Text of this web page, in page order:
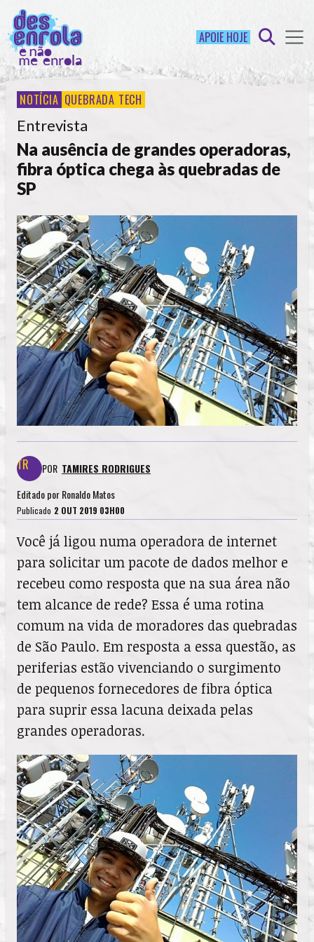
APOIE HOJE
NOTÍCIA QUEBRADA TECH
Entrevista
Na ausência de grandes operadoras,
fibra óptica chega às quebradas de
SP
POR TAMIRES RODRIGUES
Editado porRonaldo Matos
Publicado 2 OUT 2019 03H00
Você já ligou numa operadora de internet
para solicitar um pacote de dados melhor e
recebeu como resposta que na sua área não
tem alcance de rede? Essa é uma rotina
comum na vida de moradores das quebradas
de São Paulo. Em resposta a essa questão, as
periferias estão vivenciando o surgimento
de pequenos fornecedores de fibra óptica
para suprir essa lacuna deixada pelas
grandes operadoras.